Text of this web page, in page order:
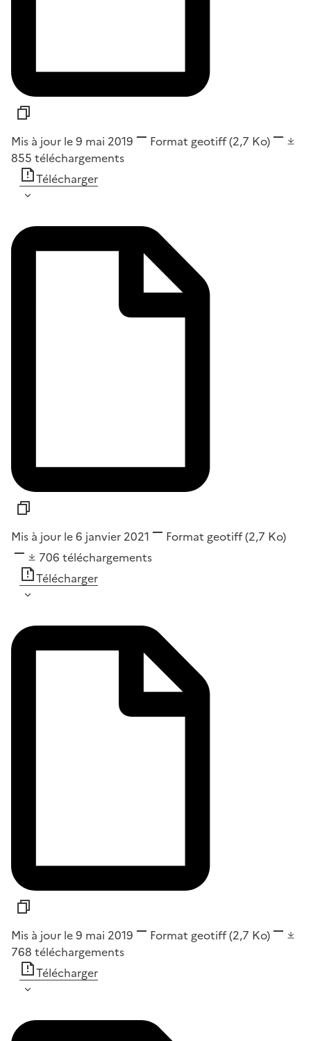
Mis à jour le 9 mai 2019 Format geotiff(2,7 Ko)
855 téléchargements
Télécharger
Mis à jour le 6 janvier 2021 Format geotiff(2,7 Ko)
706 téléchargements
Télécharger
Mis à jour le 9 mai 2019 Format geotiff(2,7 Ko)
768 téléchargements
Télécharger